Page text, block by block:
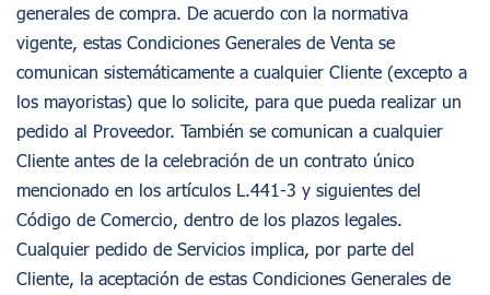
generales de compra. De acuerdo con la normativa
vigente, estas Condiciones Generales de Venta se
comunican sistemáticamente a cualquier Cliente (excepto a
los mayoristas) que lo solicite, para que pueda realizar un
pedido al Proveedor. También se comunican a cualquier
Cliente antes de la celebración de un contrato único
mencionado en los artículos L.441-3 y siguientes del
Código de Comercio, dentro de los plazos legales.
Cualquier pedido de Servicios implica, por parte del
Cliente, la aceptación de estas Condiciones Generales de